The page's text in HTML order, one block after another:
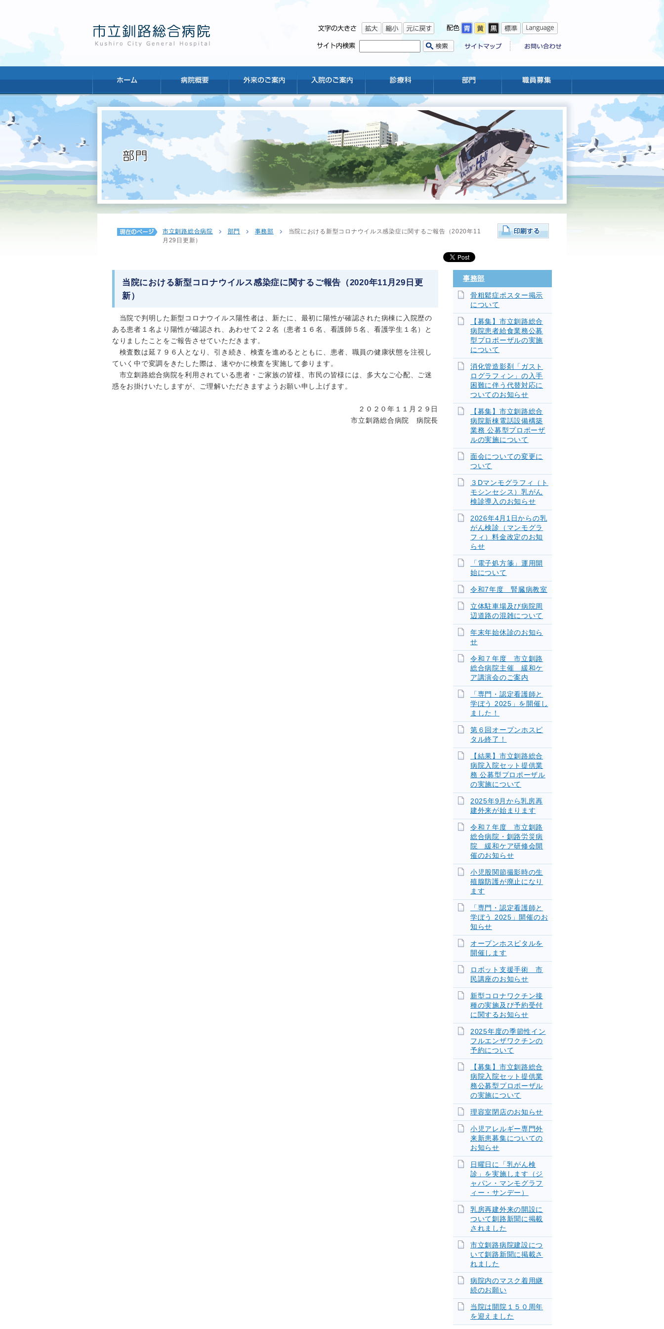
市立釧路総合病院 部門 事務部
当院における新型コロナウイルス感染症に関するご報告（2020年11
月29日更新）
当院における新型コロナウイルス感染症に関するご報告（2020年11月29日更
新）
当院で判明した新型コロナウイルス陽性者は、新たに、最初に陽性が確認された病棟に入院歴の
ある患者１名より陽性が確認され、あわせて２２名（患者１６名、看護師５名、看護学生１名）と
なりましたことをご報告させていただきます。
検査数は延７９６人となり、引き続き、検査を進めるとともに、患者、職員の健康状態を注視し
ていく中で変調をきたした際は、速やかに検査を実施して参ります。
市立釧路総合病院を利用されている患者・ご家族の皆様、市民の皆様には、多大なご心配、ご迷
惑をお掛けいたしますが、ご理解いただきますようお願い申し上げます。
２０２０年１１月２９日
市立釧路総合病院 病院長
事務部
骨粗鬆症ポスター掲示
について
【募集】市立釧路総合
病院患者給食業務公募
型プロポーザルの実施
について
消化管造影剤「ガスト
ログラフィン」の入手
困難に伴う代替対応に
ついてのお知らせ
【募集】市立釧路総合
病院新棟電話設備構築
業務 公募型プロポーザ
ルの実施について
面会についての変更に
ついて
３Dマンモグラフィ（ト
モシンセシス）乳がん
検診導入のお知らせ
2026年4月1日からの乳
がん検診（マンモグラ
フィ）料金改定のお知
らせ
「電子処方箋」運用開
始について
令和7年度 腎臓病教室
立体駐車場及び病院周
辺道路の混雑について
年末年始休診のお知ら
せ
令和７年度 市立釧路
総合病院主催 緩和ケ
ア講演会のご案内
「専門・認定看護師と
学ぼう 2025」を開催し
ました！
第６回オープンホスピ
タル終了！
【結果】市立釧路総合
病院入院セット提供業
務 公募型プロポーザル
の実施について
2025年9月から乳房再
建外来が始まります
令和７年度 市立釧路
総合病院・釧路労災病
院 緩和ケア研修会開
催のお知らせ
小児股関節撮影時の生
殖腺防護が廃止になり
ます
「専門・認定看護師と
学ぼう 2025」開催のお
知らせ
オープンホスピタルを
開催します
ロボット支援手術 市
民講座のお知らせ
新型コロナワクチン接
種の実施及び予約受付
に関するお知らせ
2025年度の季節性イン
フルエンザワクチンの
予約について
【募集】市立釧路総合
病院入院セット提供業
務公募型プロポーザル
の実施について
理容室閉店のお知らせ
小児アレルギー専門外
来新患募集についての
お知らせ
日曜日に「乳がん検
診」を実施します（ジ
ャパン・マンモグラフ
ィー・サンデー）
乳房再建外来の開設に
ついて釧路新聞に掲載
されました
市立釧路病院建設につ
いて釧路新聞に掲載さ
れました
病院内のマスク着用継
続のお願い
当院は開院１５０周年
を迎えました